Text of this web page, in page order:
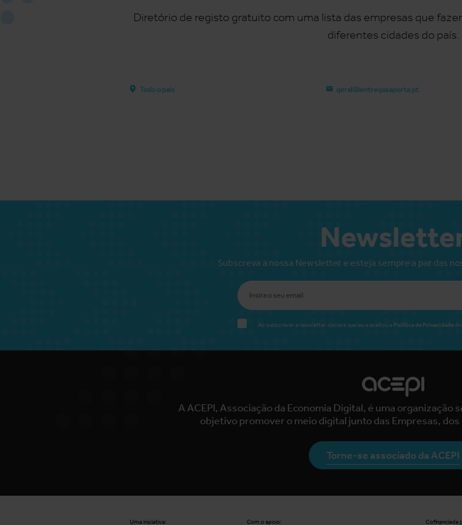
Diretório de registo gratuito com uma lista das empresas que
diferentes cidades do país.
Todo o país geral@entregasaporta.pt
Subscreva a nossa Newsletter e esteja sempre a par das
Ao subscrever a newsletter declara que leu e aceitou a Política de Privacidadedo
A ACEPI, Associação da Economia Digital, é uma
objetivo promover o meio digital junto das Empresas,
Torne-se associado da ACEPI
Uma iniciativa: Com o apoio: Cofinanciada